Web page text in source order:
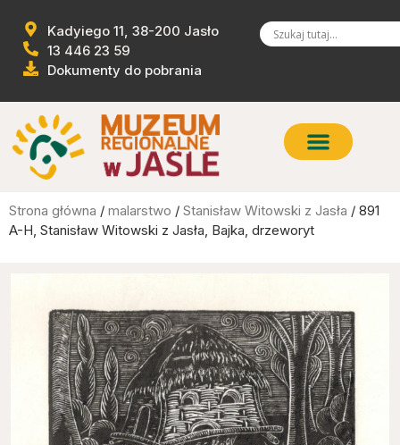
Kadyiego 11, 38-200 Jasło
13 446 23 59
Dokumenty do pobrania
Strona główna / malarstwo / Stanisław Witowski z Jasła / 891
A-H, Stanisław Witowski z Jasła, Bajka, drzeworyt